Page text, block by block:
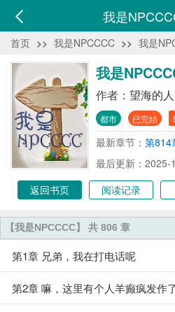
我是
首页 >> 我是NPCCCC >> 我是
我是
作者： 望海的人
都市 已完结
最新章节： 第814
最后更新：2025-
返回书页
阅读记录
【我是NPCCCC】 共 806 章
第1章 兄弟，我在打电话呢
第2章 嘛，这里有个人羊癫疯发作